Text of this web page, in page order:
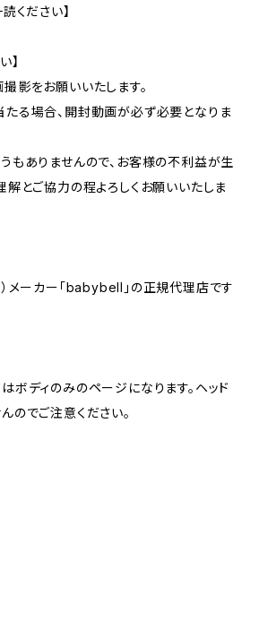
ください】
】
影をお願いいたします。
る場合、開封動画が必ず必要となりま
もありませんので、お客様の不利益が生
解とご協力の程よろしくお願いいたしま
メーカー「babybell」の正規代理店です
ボディのみのページになります。ヘッド
のでご注意ください。